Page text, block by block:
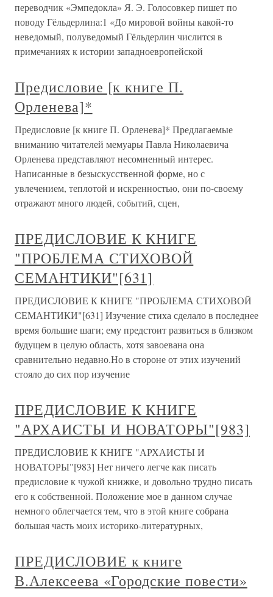
переводчик «Эмпедокла» Я. Э. Голосовкер пишет по
поводу Гёльдерлина:1 «До мировой войны какой-то
неведомый, полуведомый Гёльдерлин числится в
примечаниях к истории западноевропейской
Предисловие [к книге П.
Орленева]*
Предисловие [к книге П. Орленева]* Предлагаемые
вниманию читателей мемуары Павла Николаевича
Орленева представляют несомненный интерес.
Написанные в безыскусственной форме, но с
увлечением, теплотой и искренностью, они по-своему
отражают много людей, событий, сцен,
ПРЕДИСЛОВИЕ К КНИГЕ
"ПРОБЛЕМА СТИХОВОЙ
СЕМАНТИКИ"[631]
ПРЕДИСЛОВИЕ К КНИГЕ "ПРОБЛЕМА СТИХОВОЙ
СЕМАНТИКИ"[631] Изучение стиха сделало в последнее
время большие шаги; ему предстоит развиться в близком
будущем в целую область, хотя завоевана она
сравнительно недавно.Но в стороне от этих изучений
стояло до сих пор изучение
ПРЕДИСЛОВИЕ К КНИГЕ
"АРХАИСТЫ И НОВАТОРЫ"[983]
ПРЕДИСЛОВИЕ К КНИГЕ "АРХАИСТЫ И
НОВАТОРЫ"[983] Нет ничего легче как писать
предисловие к чужой книжке, и довольно трудно писать
его к собственной. Положение мое в данном случае
немного облегчается тем, что в этой книге собрана
большая часть моих историко-литературных,
ПРЕДИСЛОВИЕ к книге
В.Алексеева «Городские повести»